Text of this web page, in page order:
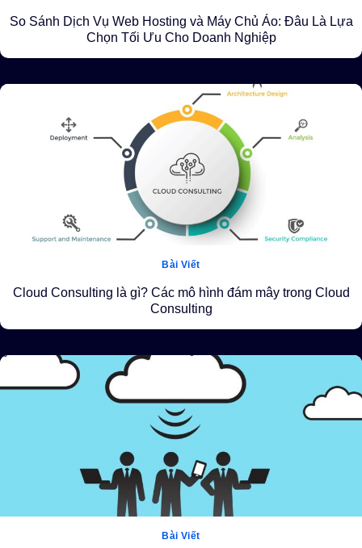
So Sánh Dịch Vụ Web Hosting và Máy Chủ Ảo: Đâu Là Lựa
Chọn Tối Ưu Cho Doanh Nghiệp
Bài Viết
Cloud Consulting là gì? Các mô hình đám mây trong Cloud
Consulting
Bài Viết